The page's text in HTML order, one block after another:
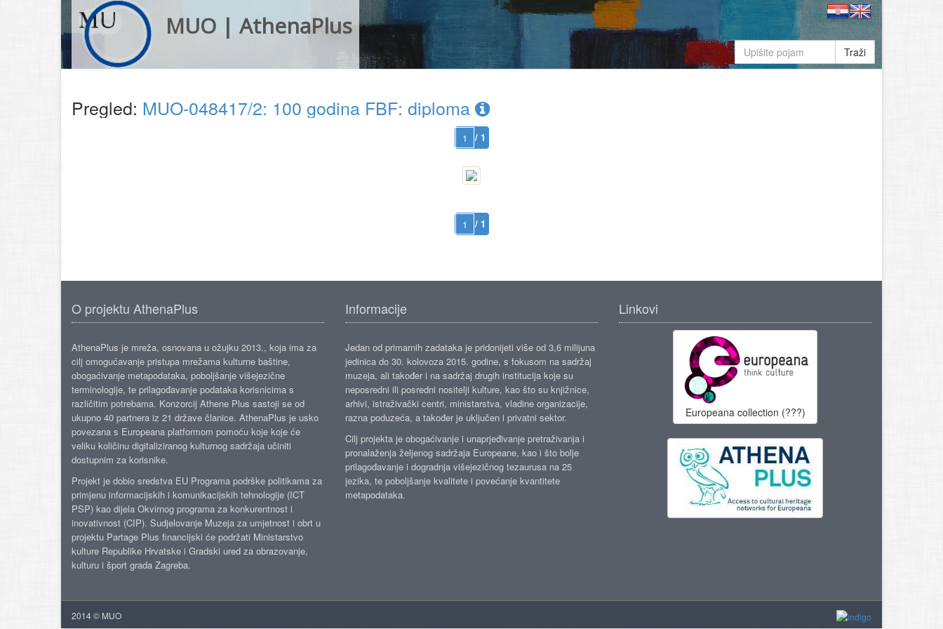
MUO | AthenaPlus
Traži
Pregled: MUO-048417/2: 100 godina FBF: diploma
/ 1
/ 1
O projektu AthenaPlus
AthenaPlus je mreža, osnovana u ožujku 2013., koja ima za
cilj omogućavanje pristupa mrežama kulturne baštine,
obogaćivanje metapodataka, poboljšanje višejezične
terminologije, te prilagođavanje podataka korisnicima s
različitim potrebama. Konzorcij Athene Plus sastoji se od
ukupno 40 partnera iz 21 države članice. AthenaPlus je usko
povezana s Europeana platformom pomoću koje koje će
veliku količinu digitaliziranog kulturnog sadržaja učiniti
dostupnim za korisnike.
Projekt je dobio sredstva EU Programa podrške politikama za
primjenu informacijskih i komunikacijskih tehnologije (ICT
PSP) kao dijela Okvirnog programa za konkurentnost i
inovativnost (CIP). Sudjelovanje Muzeja za umjetnost i obrt u
projektu Partage Plus financijski će podržati Ministarstvo
kulture Republike Hrvatske i Gradski ured za obrazovanje,
kulturu i šport grada Zagreba.
Informacije
Jedan od primarnih zadataka je pridonijeti više od 3,6 milijuna
jedinica do 30. kolovoza 2015. godine, s fokusom na sadržaj
muzeja, ali također i na sadržaj drugih institucija koje su
neposredni ili posredni nositelji kulture, kao što su knjižnice,
arhivi, istraživački centri, ministarstva, vladine organizacije,
razna poduzeća, a također je uključen i privatni sektor.
Cilj projekta je obogaćivanje i unaprjeđivanje pretraživanja i
pronalaženja željenog sadržaja Europeane, kao i što bolje
prilagođavanje i dogradnja višejezičnog tezaurusa na 25
jezika, te poboljšanje kvalitete i povećanje kvantitete
metapodataka.
Linkovi
Europeana collection (???)
2014 © MUO